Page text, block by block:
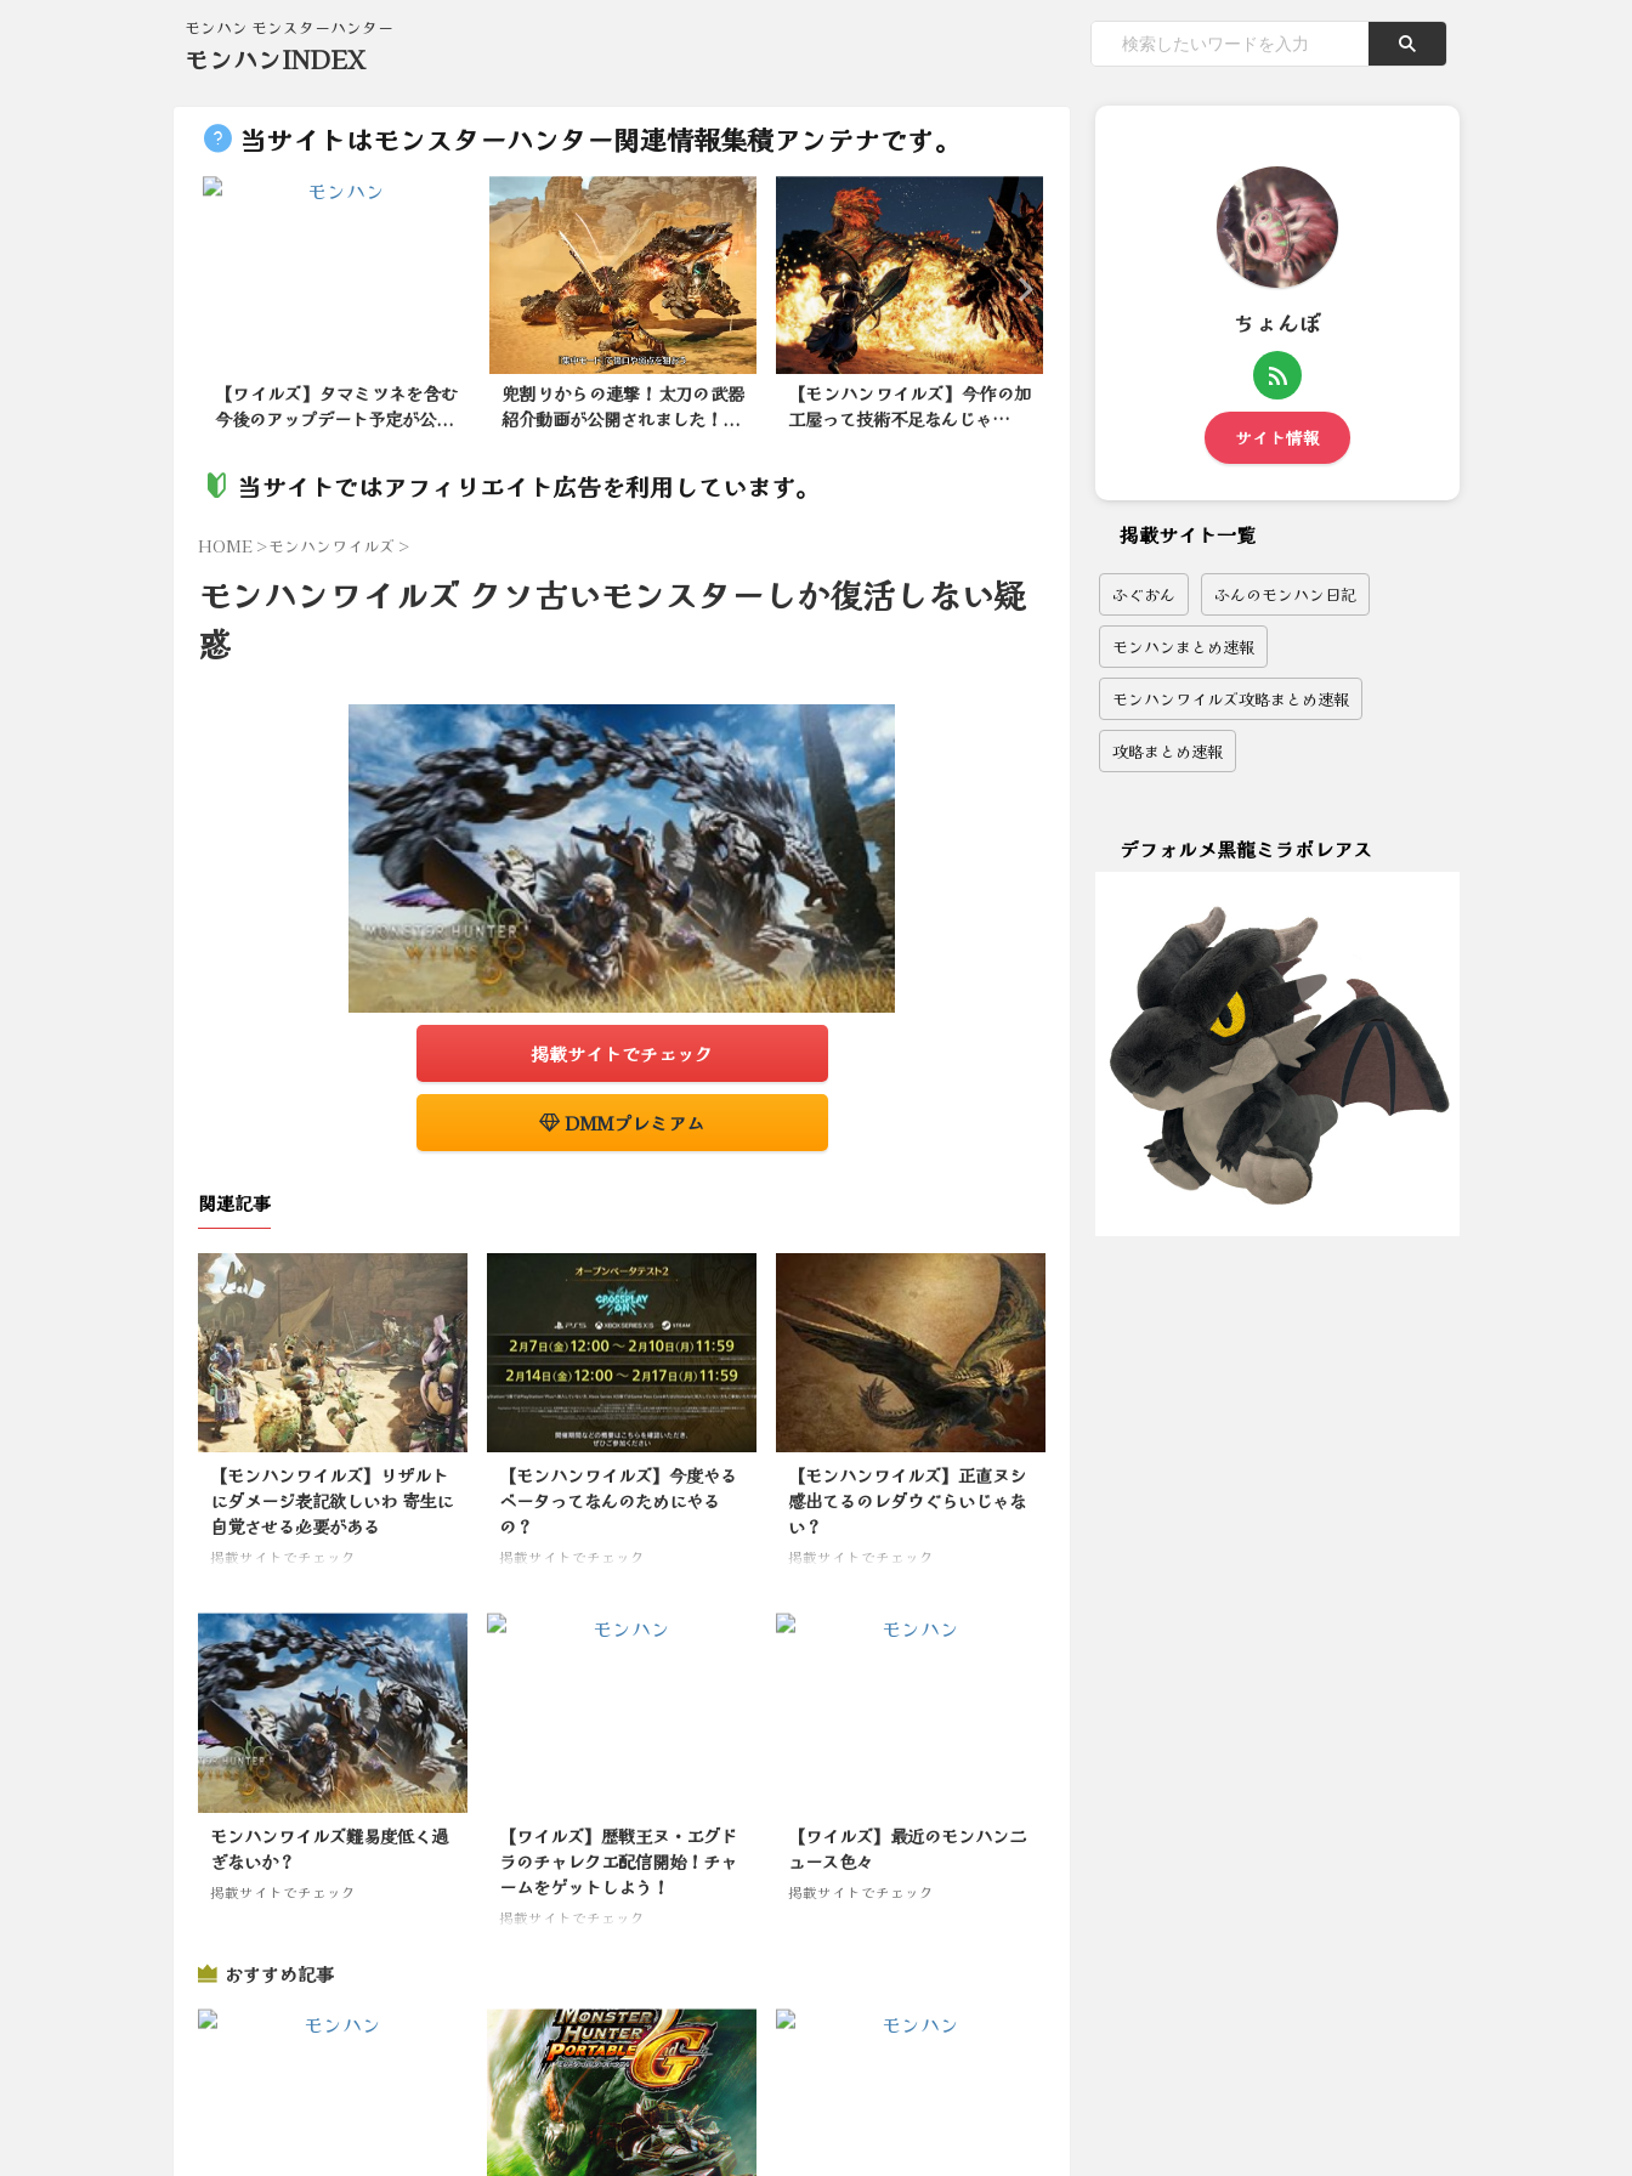
モンハン モンスターハンター
モンハンINDEX
当サイトはモンスターハンター関連情報集積アンテナです。
兜割りからの連撃！太刀の武器
紹介動画が公開されました！...
【モンハンワイルズ】今作の加
工屋って技術不足なんじゃ…
モンハンで捕獲するのって普通
じゃないんか？
【モンハンNow】ジョーの唾
液の確率おかしいってえええ...
当サイトではアフィリエイト広告を利用しています。
HOME >モンハンワイルズ >
モンハンワイルズ クソ古いモンスターしか復活しない疑
惑
掲載サイトでチェック
DMMプレミアム
関連記事
【モンハンワイルズ】リザルト
にダメージ表記欲しいわ 寄生に
自覚させる必要がある
掲載サイトでチェック
【モンハンワイルズ】今度やる
ベータってなんのためにやる
の？
掲載サイトでチェック
【モンハンワイルズ】正直ヌシ
感出てるのレダウぐらいじゃな
い？
掲載サイトでチェック
モンハンワイルズ難易度低く過
ぎないか？
掲載サイトでチェック
【ワイルズ】歴戦王ヌ・エグド
ラのチャレクエ配信開始！チャ
ームをゲットしよう！
掲載サイトでチェック
【ワイルズ】最近のモンハンニ
ュース色々
掲載サイトでチェック
おすすめ記事
ちょんぼ
サイト情報
掲載サイト一覧
ふぐおん ふんのモンハン日記
モンハンまとめ速報
モンハンワイルズ攻略まとめ速報
攻略まとめ速報
デフォルメ黒龍ミラボレアス